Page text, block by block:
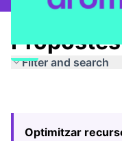
Propostes
Filter and search
Optimitzar